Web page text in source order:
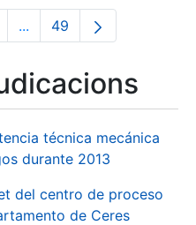
...Pàgines intermèdies
Pàgina
49
técnica mecánica
durante 2013
del centro de proceso
de Ceres